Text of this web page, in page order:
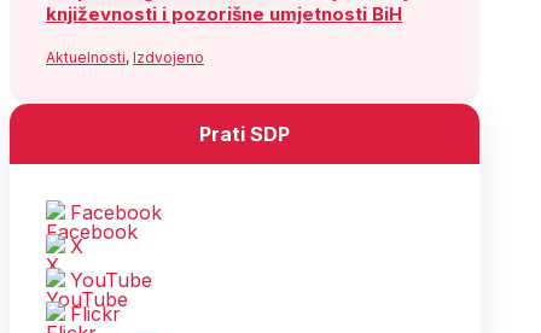
književnosti i pozorišne umjetnosti BiH
Aktuelnosti, Izdvojeno
Prati SDP
Facebook
X
YouTube
Flickr